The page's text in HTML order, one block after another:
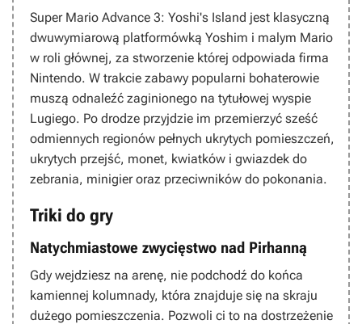
Super Mario Advance 3: Yoshi's Island jest klasyczną
dwuwymiarową platformówką Yoshim i malym Mario
w roli głównej, za stworzenie której odpowiada firma
Nintendo. W trakcie zabawy popularni bohaterowie
muszą odnaleźć zaginionego na tytułowej wyspie
Lugiego. Po drodze przyjdzie im przemierzyć sześć
odmiennych regionów pełnych ukrytych pomieszczeń,
ukrytych przejść, monet, kwiatków i gwiazdek do
zebrania, minigier oraz przeciwników do pokonania.
Triki do gry
Natychmiastowe zwycięstwo nad Pirhanną
Gdy wejdziesz na arenę, nie podchodź do końca
kamiennej kolumnady, która znajduje się na skraju
dużego pomieszczenia. Pozwoli ci to na dostrzeżenie